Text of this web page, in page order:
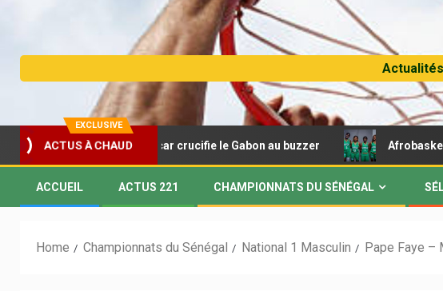
EXCLUSIVE
ACTUS À CHAUD
U18 – Madagascar crucifie le Gabon au buzzer Afrobasket Féminin
ACCUEIL ACTUS 221 CHAMPIONNATS DU SÉNÉGAL
Home Championnats du Sénégal National 1 Masculin Pape Faye –